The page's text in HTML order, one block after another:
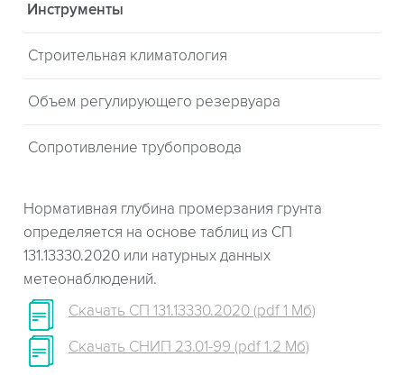
Инструменты
Строительная климатология
Объем регулирующего резервуара
Сопротивление трубопровода
Нормативная глубина промерзания грунта
определяется на основе таблиц из СП
131.13330.2020 или натурных данных
метеонаблюдений.
Скачать СП 131.13330.2020 (pdf 1 Мб)
Скачать СНИП 23.01-99 (pdf 1.2 Мб)